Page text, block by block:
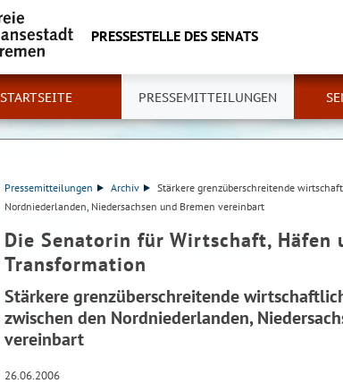
PRESSESTELLE DES SENATS
STARTSEITE PRESSEMITTEILUNGEN
Pressemitteilungen Archiv
Stärkere grenzüberschreitende
Nordniederlanden, Niedersachsen und Bremen vereinbart
Die Senatorin für Wirtschaft, Häfen
Transformation
Stärkere grenzüberschreitende
zwischen den Nordniederlanden,
vereinbart
26.06.2006